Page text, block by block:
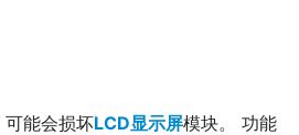
可能会损坏LCD显示屏模块。 功能